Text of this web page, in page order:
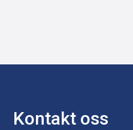
Kontakt oss